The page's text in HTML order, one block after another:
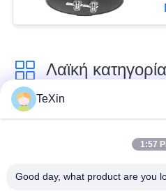
Λαϊκή κατηγορία
TeXin
1:57
Good day, what product are you